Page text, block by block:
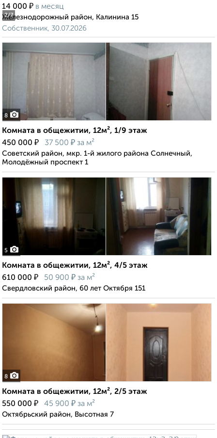
2/7
14 000 ₽ в месяц
Железнодорожный район, Калинина 15
Собственник, 30.07.2026
8
Комната в общежитии, 12м², 1/9 этаж
450 000 ₽ 37 500 ₽ за м²
Советский район, мкр. 1-й жилого района Солнечный,
Молодёжный проспект 1
5
Комната в общежитии, 12м², 4/5 этаж
610 000 ₽ 50 900 ₽ за м²
Свердловский район, 60 лет Октября 151
8
Комната в общежитии, 12м², 2/5 этаж
550 000 ₽ 45 900 ₽ за м²
Октябрьский район, Высотная 7